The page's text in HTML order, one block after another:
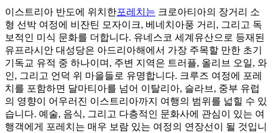
이스트리아 반도에 위치한포레치는 크로아티아의 장거리 소
형 선박 여정에 비잔틴 모자이크, 베네치아풍 거리, 그리고 독
보적인 미식 문화를 더합니다. 유네스코 세계유산으로 등재된
유프라시안 대성당은 아드리아해에서 가장 주목할 만한 초기
기독교 유적 중 하나이며, 주변 지역은 트러플, 올리브 오일, 와
인, 그리고 언덕 위 마을들로 유명합니다. 크루즈 여정에 포레
치를 포함하면 달마티아를 넘어 이탈리아, 슬라브, 중부 유럽
의 영향이 어우러진 이스트리아까지 여행의 범위를 넓힐 수 있
습니다. 예술, 음식, 그리고 다층적인 문화사에 관심이 있는 여
행객에게 포레치는 매우 보람 있는 여정의 연장선이 될 것입니